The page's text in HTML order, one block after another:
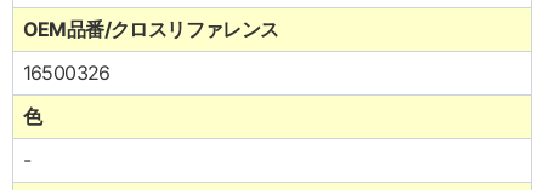
OEM品番/クロスリファレンス
16500326
色
-